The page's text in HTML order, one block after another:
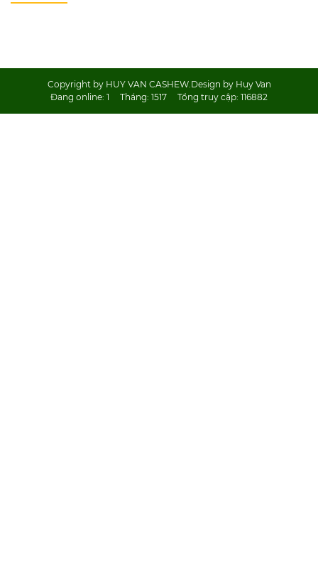
Copyright by HUY VAN CASHEW.Design by Huy Van
Đang online: 1 Tháng: 1517 Tổng truy cập: 116882